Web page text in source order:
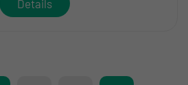
Details